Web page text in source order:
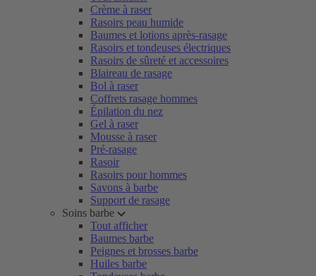
Crème à raser
Rasoirs peau humide
Baumes et lotions après-rasage
Rasoirs et tondeuses électriques
Rasoirs de sûreté et accessoires
Blaireau de rasage
Bol à raser
Coffrets rasage hommes
Épilation du nez
Gel à raser
Mousse à raser
Pré-rasage
Rasoir
Rasoirs pour hommes
Savons à barbe
Support de rasage
Soins barbe
Tout afficher
Baumes barbe
Peignes et brosses barbe
Huiles barbe